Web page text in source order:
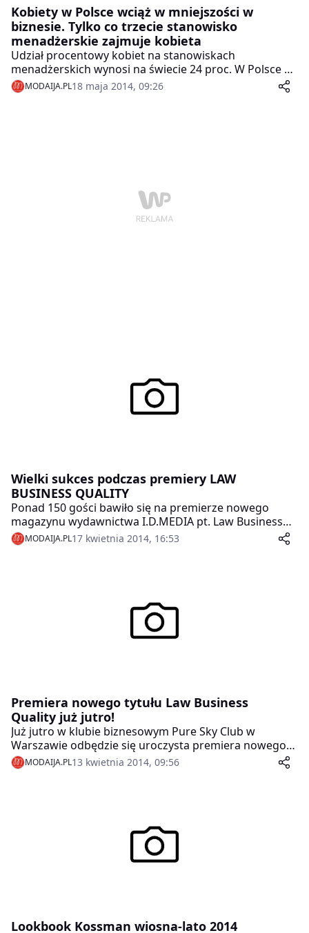
Kobiety w Polsce wciąż w mniejszości w
biznesie. Tylko co trzecie stanowisko
menadżerskie zajmuje kobieta
Udział procentowy kobiet na stanowiskach
menadżerskich wynosi na świecie 24 proc. W Polsce co
trzecie takie stanowisko w 2013 r. zajmowane było
przez kobietę, ale w porównaniu z poprzednim rokiem
MODAIJA.PL18 maja 2014, 09:26
Wielki sukces podczas premiery LAW
BUSINESS QUALITY
Ponad 150 gości bawiło się na premierze nowego
magazynu wydawnictwa I.D.MEDIA pt. Law Business
Quality.
MODAIJA.PL17 kwietnia 2014, 16:53
Premiera nowego tytułu Law Business
Quality już jutro!
Już jutro w klubie biznesowym Pure Sky Club w
Warszawie odbędzie się uroczysta premiera nowego
tytułu wydawnictwa I.D.MEDIA pt. Law Business
Quality. Redaktor naczelną magazynu została Ilona
MODAIJA.PL13 kwietnia 2014, 09:56
Lookbook Kossman wiosna-lato 2014